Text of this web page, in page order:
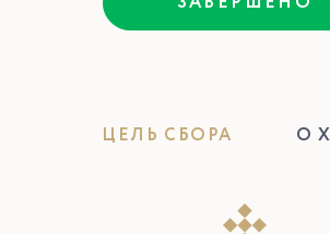
ЦЕЛЬ СБОРА О